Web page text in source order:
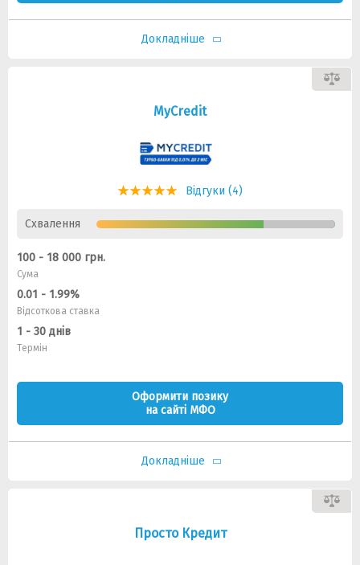
Докладніше
MyCredit
Відгуки (4)
Схвалення
100 - 18 000 грн.
Сума
0.01 - 1.99%
Відсоткова ставка
1 - 30 днів
Термін
Оформити позику
на сайті МФО
Докладніше
Просто Кредит